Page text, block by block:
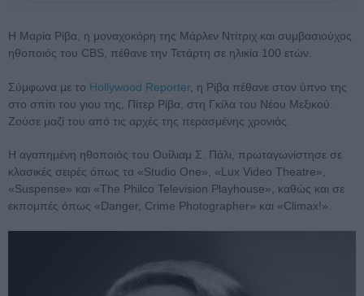
Η Μαρία Ρίβα, η μοναχοκόρη της Μάρλεν Ντίτριχ και συμβασιούχος
ηθοποιός του CBS, πέθανε την Τετάρτη σε ηλικία 100 ετών.
Σύμφωνα με το Hollywood Reporter, η Ρίβα πέθανε στον ύπνο της
στο σπίτι του γιου της, Πίτερ Ρίβα, στη Γκίλα του Νέου Μεξικού.
Ζούσε μαζί του από τις αρχές της περασμένης χρονιάς.
Η αγαπημένη ηθοποιός του Ουίλιαμ Σ. Πάλι, πρωταγωνίστησε σε
κλασικές σειρές όπως τα «Studio One», «Lux Video Theatre»,
«Suspense» και «The Philco Television Playhouse», καθώς και σε
εκπομπές όπως «Danger, Crime Photographer» και «Climax!».